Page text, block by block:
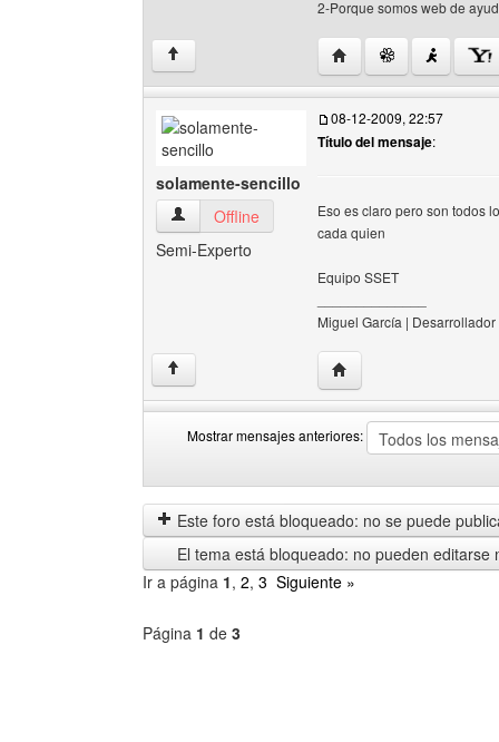
2-Porque somos web de
↑ Visitar sitio web del
solamente-sencillo
solamente-sencillo Ver perfil del usuario
Offline
Semi-Experto
08-12-2009, 22:57
Título del mensaje:
Eso es claro pero son todos
cada quien
Equipo SSET
Miguel García |
↑ Visitar sitio web del
Mostrar mensajes anteriores:
mensajes
anteriores
by
Este foro está bloqueado: no se puede
El tema está bloqueado: no pueden editarse
Ir a página 1, 2, 3 Siguiente »
Página 1 de 3